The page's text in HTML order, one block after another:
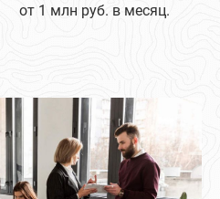
от 1 млн руб. в месяц.